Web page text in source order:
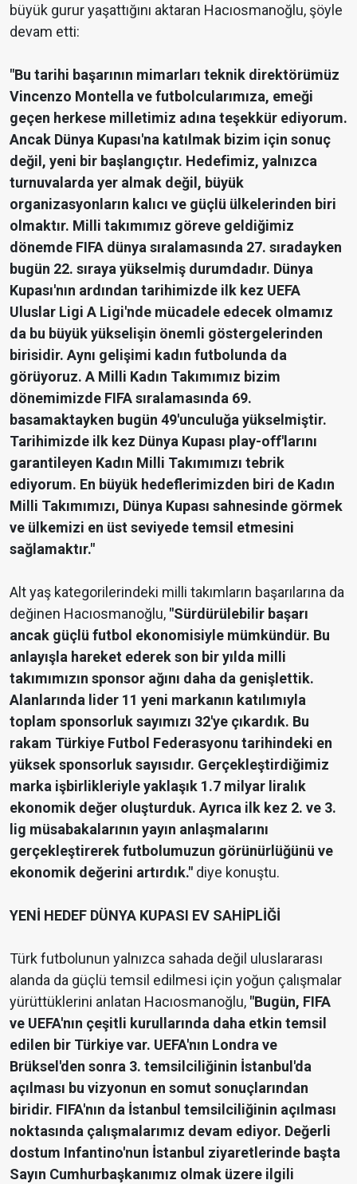
büyük gurur yaşattığını aktaran Hacıosmanoğlu, şöyle
devam etti:
"Bu tarihi başarının mimarları teknik direktörümüz
Vincenzo Montella ve futbolcularımıza, emeği
geçen herkese milletimiz adına teşekkür ediyorum.
Ancak Dünya Kupası'na katılmak bizim için sonuç
değil, yeni bir başlangıçtır. Hedefimiz, yalnızca
turnuvalarda yer almak değil, büyük
organizasyonların kalıcı ve güçlü ülkelerinden biri
olmaktır. Milli takımımız göreve geldiğimiz
dönemde FIFA dünya sıralamasında 27. sıradayken
bugün 22. sıraya yükselmiş durumdadır. Dünya
Kupası'nın ardından tarihimizde ilk kez UEFA
Uluslar Ligi A Ligi'nde mücadele edecek olmamız
da bu büyük yükselişin önemli göstergelerinden
birisidir. Aynı gelişimi kadın futbolunda da
görüyoruz. A Milli Kadın Takımımız bizim
dönemimizde FIFA sıralamasında 69.
basamaktayken bugün 49'unculuğa yükselmiştir.
Tarihimizde ilk kez Dünya Kupası play-off'larını
garantileyen Kadın Milli Takımımızı tebrik
ediyorum. En büyük hedeflerimizden biri de Kadın
Milli Takımımızı, Dünya Kupası sahnesinde görmek
ve ülkemizi en üst seviyede temsil etmesini
sağlamaktır."
Alt yaş kategorilerindeki milli takımların başarılarına da
değinen Hacıosmanoğlu, "Sürdürülebilir başarı
ancak güçlü futbol ekonomisiyle mümkündür. Bu
anlayışla hareket ederek son bir yılda milli
takımımızın sponsor ağını daha da genişlettik.
Alanlarında lider 11 yeni markanın katılımıyla
toplam sponsorluk sayımızı 32'ye çıkardık. Bu
rakam Türkiye Futbol Federasyonu tarihindeki en
yüksek sponsorluk sayısıdır. Gerçekleştirdiğimiz
marka işbirlikleriyle yaklaşık 1.7 milyar liralık
ekonomik değer oluşturduk. Ayrıca ilk kez 2. ve 3.
lig müsabakalarının yayın anlaşmalarını
gerçekleştirerek futbolumuzun görünürlüğünü ve
ekonomik değerini artırdık." diye konuştu.
YENİ HEDEF DÜNYA KUPASI EV SAHİPLİĞİ
Türk futbolunun yalnızca sahada değil uluslararası
alanda da güçlü temsil edilmesi için yoğun çalışmalar
yürüttüklerini anlatan Hacıosmanoğlu, "Bugün, FIFA
ve UEFA'nın çeşitli kurullarında daha etkin temsil
edilen bir Türkiye var. UEFA'nın Londra ve
Brüksel'den sonra 3. temsilciliğinin İstanbul'da
açılması bu vizyonun en somut sonuçlarından
biridir. FIFA'nın da İstanbul temsilciliğinin açılması
noktasında çalışmalarımız devam ediyor. Değerli
dostum Infantino'nun İstanbul ziyaretlerinde başta
Sayın Cumhurbaşkanımız olmak üzere ilgili